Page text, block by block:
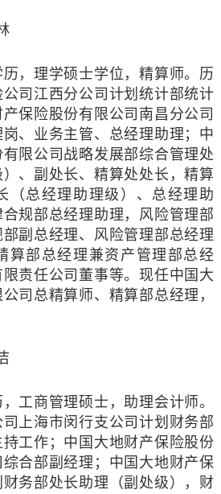
，理学硕士学位，精算师。历
司江西分公司计划统计部统计
保险股份有限公司南昌分公司
、业务主管、总经理助理；中
限公司战略发展部综合管理处
、副处长、精算处处长，精算
（总经理助理级）、总经理助
规部总经理助理，风险管理部
副总经理、风险管理部总经理
算部总经理兼资产管理部总经
责任公司董事等。现任中国大
司总精算师、精算部总经理，
工商管理硕士，助理会计师。
上海市闵行支公司计划财务部
工作；中国大地财产保险股份
合部副经理；中国大地财产保
务部处长助理（副处级），财